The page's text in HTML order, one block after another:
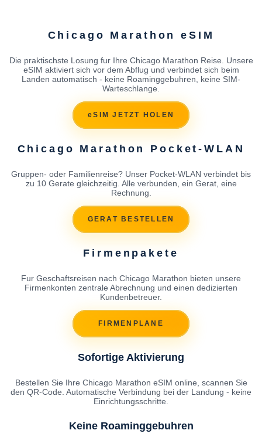
Chicago Marathon eSIM
Die praktischste Losung fur Ihre Chicago Marathon Reise. Unsere
eSIM aktiviert sich vor dem Abflug und verbindet sich beim
Landen automatisch - keine Roaminggebuhren, keine SIM-
Warteschlange.
eSIM JETZT HOLEN
Chicago Marathon Pocket-WLAN
Gruppen- oder Familienreise? Unser Pocket-WLAN verbindet bis
zu 10 Gerate gleichzeitig. Alle verbunden, ein Gerat, eine
Rechnung.
GERAT BESTELLEN
Firmenpakete
Fur Geschaftsreisen nach Chicago Marathon bieten unsere
Firmenkonten zentrale Abrechnung und einen dedizierten
Kundenbetreuer.
FIRMENPLANE
Sofortige Aktivierung
Bestellen Sie Ihre Chicago Marathon eSIM online, scannen Sie
den QR-Code. Automatische Verbindung bei der Landung - keine
Einrichtungsschritte.
Keine Roaminggebuhren